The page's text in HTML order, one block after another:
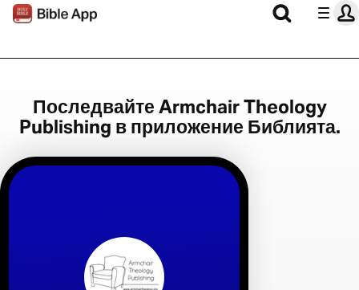
Последвайте Armchair Theology
Publishing в приложение Библията.